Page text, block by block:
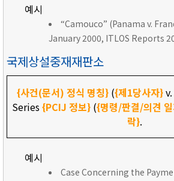
예시
“Camouco” (Panama v.
January 2000, ITLOS Reports
국제상설중재재판소
{사건(문서) 정식 명칭}({제1당사자}v.
Series{PCIJ 정보} ({명령/판결/의견
락}.
예시
Case Concerning the